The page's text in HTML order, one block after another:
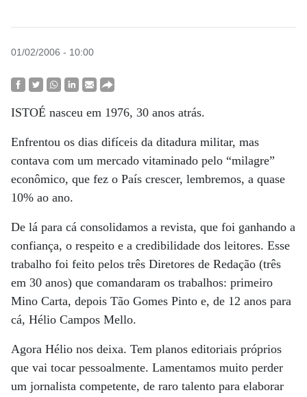
01/02/2006 - 10:00
ISTOÉ nasceu em 1976, 30 anos atrás.
Enfrentou os dias difíceis da ditadura militar, mas
contava com um mercado vitaminado pelo “milagre”
econômico, que fez o País crescer, lembremos, a quase
10% ao ano.
De lá para cá consolidamos a revista, que foi ganhando a
confiança, o respeito e a credibilidade dos leitores. Esse
trabalho foi feito pelos três Diretores de Redação (três
em 30 anos) que comandaram os trabalhos: primeiro
Mino Carta, depois Tão Gomes Pinto e, de 12 anos para
cá, Hélio Campos Mello.
Agora Hélio nos deixa. Tem planos editoriais próprios
que vai tocar pessoalmente. Lamentamos muito perder
um jornalista competente, de raro talento para elaborar